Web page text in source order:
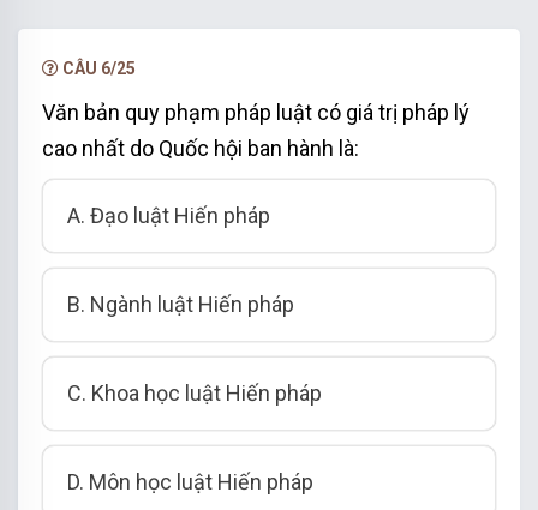
CÂU 6/25
Văn bản quy phạm pháp luật có giá trị pháp lý
cao nhất do Quốc hội ban hành là:
A. Đạo luật Hiến pháp
B. Ngành luật Hiến pháp
C. Khoa học luật Hiến pháp
D. Môn học luật Hiến pháp